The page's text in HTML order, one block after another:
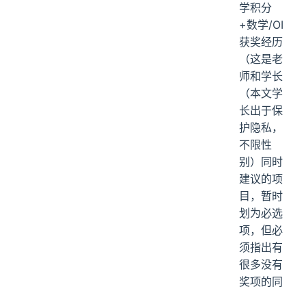
学积分
+数学/OI
获奖经历
（这是老
师和学长
（本文学
长出于保
护隐私，
不限性
别）同时
建议的项
目，暂时
划为必选
项，但必
须指出有
很多没有
奖项的同